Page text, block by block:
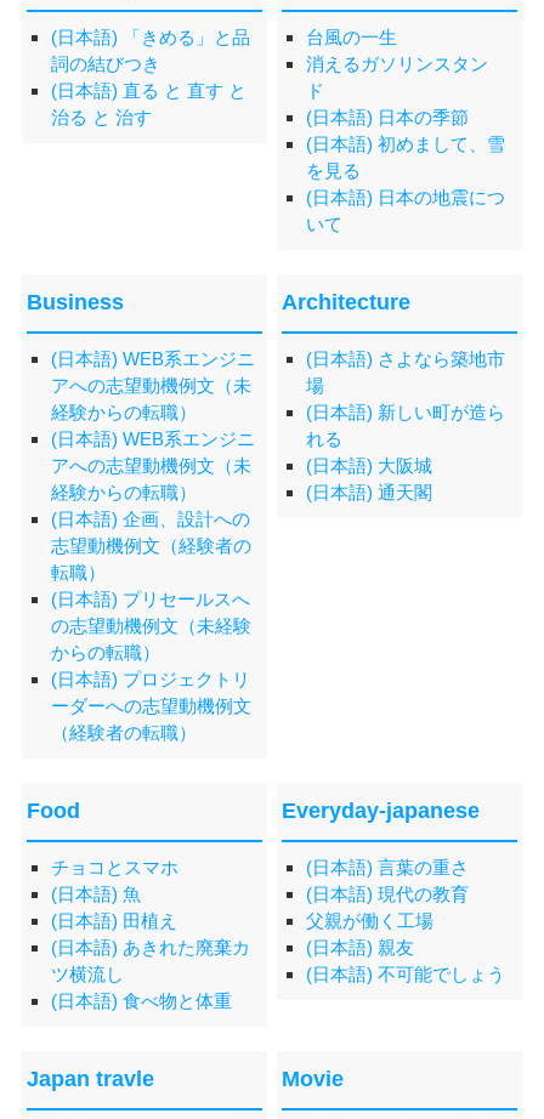
(日本語) 「きめる」と品
詞の結びつき
(日本語) 直る と 直す と
治る と 治す
台風の一生
消えるガソリンスタン
ド
(日本語) 日本の季節
(日本語) 初めまして、雪
を見る
(日本語) 日本の地震につ
いて
Business
(日本語) WEB系エンジニ
アへの志望動機例文（未
経験からの転職）
(日本語) WEB系エンジニ
アへの志望動機例文（未
経験からの転職）
(日本語) 企画、設計への
志望動機例文（経験者の
転職）
(日本語) プリセールスへ
の志望動機例文（未経験
からの転職）
(日本語) プロジェクトリ
ーダーへの志望動機例文
（経験者の転職）
Architecture
(日本語) さよなら築地市
場
(日本語) 新しい町が造ら
れる
(日本語) 大阪城
(日本語) 通天閣
Food
チョコとスマホ
(日本語) 魚
(日本語) 田植え
(日本語) あきれた廃棄カ
ツ横流し
(日本語) 食べ物と体重
Everyday-japanese
(日本語) 言葉の重さ
(日本語) 現代の教育
父親が働く工場
(日本語) 親友
(日本語) 不可能でしょう
Japan travle Movie